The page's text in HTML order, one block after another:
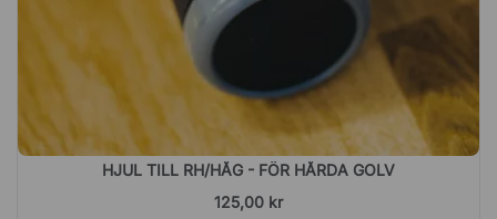
HJUL TILL RH/HÅG - FÖR HÅRDA GOLV
125,00 kr